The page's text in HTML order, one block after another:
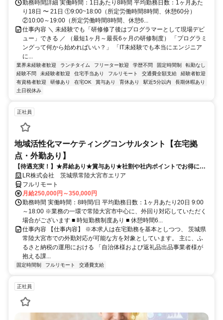
勤務時間詳細 実働時間：1日あたり8時間 平均勤務日数：1ヶ月あた
り18日 〜 21日 ①9:00~18:00（所定労働時間8時間、休憩60分）
②10:00～19:00（所定労働時間8時間、休憩6...
仕事内容 ＼ 未経験でも「研修修了後はプログラマーとして現場デビ
ュー」できる ／ （最短1ヶ月～最長6ヶ月の研修制度） 「プログラミ
ングって何から始めればいい？」 「IT未経験でも本当にエンジニア
に...
業界未経験者歓迎 ランチタイム フリーター歓迎 学歴不問 固定時間制
転勤なし
経験不問
未経験者歓迎 住宅手当あり フルリモート 交通費全額支給
経験者歓迎
有資格者歓迎
研修あり 在宅OK 賞与あり 育休あり 駅近5分以内
長期休暇あり
土日祝休み
正社員
地域活性化マーケティングコンサルタント【在宅拠
点・外勤あり】
【待遇充実！】★昇給あり★賞与あり★社割や社内ポイントでお得に買
い物も！
LR株式会社 茨城県常陸大宮市エリア
フルリモート
月給250,000円～350,000円
勤務時間 実働時間：8時間/日 平均勤務日数：1ヶ月あたり20日 9:00
～18:00 ※業務の一環で常陸大宮市中心に、外回り対応していただく
場合がございます ■ 時短勤務制度あり ■ 休憩時間6...
仕事内容 【仕事内容】 ※本求人は在宅勤務を基本としつつ、 茨城県
常陸大宮市での外勤対応が可能な方を対象としています。 主に、ふ
るさと納税の運用における 「自治体様および返礼品出品事業者様が
抱える課...
固定時間制 フルリモート 交通費支給
正社員